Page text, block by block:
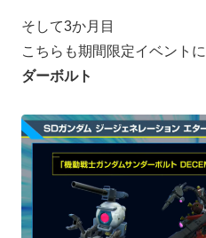
そして3か月目
こちらも期間限定イベント
ダーボルト